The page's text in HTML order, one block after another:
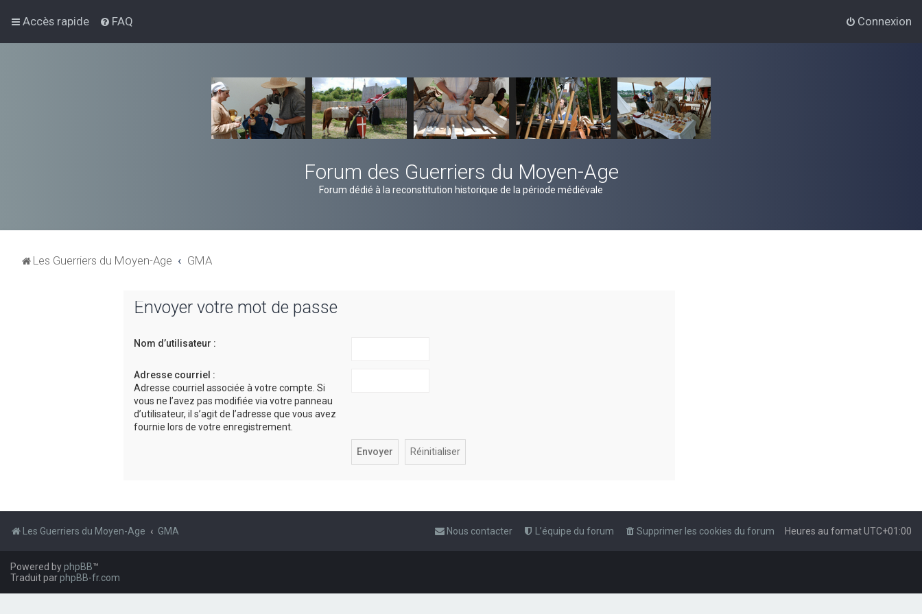
Accès rapide FAQ Connexion
Forum des Guerriers du Moyen-Age
Forum dédié à la reconstitution historique de la période médiévale
Les Guerriers du Moyen-Age GMA
Envoyer votre mot de passe
Nom d’utilisateur :
Adresse courriel :
Adresse courriel associée à votre compte. Si
vous ne l’avez pas modifiée via votre panneau
d’utilisateur, il s’agit de l’adresse que vous avez
fournie lors de votre enregistrement.
Les Guerriers du Moyen-Age GMA Heures au formatUTC+01:00
Supprimer les cookies du forum
L’équipe du forum
Nous contacter
Powered byphpBB™
Traduit parphpBB-fr.com